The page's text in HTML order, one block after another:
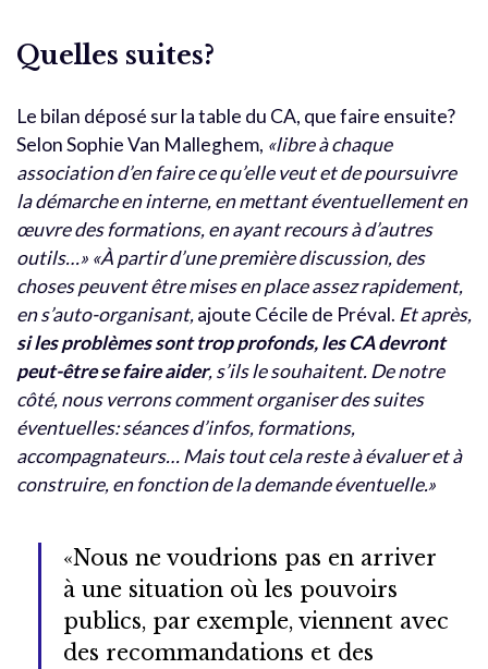
Quelles suites?
Le bilan déposé sur la table du CA, que faire ensuite?
Selon Sophie Van Malleghem, «libre à chaque
association d’en faire ce qu’elle veut et de poursuivre
la démarche en interne, en mettant éventuellement en
œuvre des formations, en ayant recours à d’autres
outils…» «À partir d’une première discussion, des
choses peuvent être mises en place assez rapidement,
en s’auto-organisant,ajoute Cécile de Préval. Et après,
si les problèmes sont trop profonds, les CA devront
peut-être se faire aider, s’ils le souhaitent. De notre
côté, nous verrons comment organiser des suites
éventuelles: séances d’infos, formations,
accompagnateurs… Mais tout cela reste à évaluer et à
construire, en fonction de la demande éventuelle.»
«Nous ne voudrions pas en arriver
à une situation où les pouvoirs
publics, par exemple, viennent avec
des recommandations et des